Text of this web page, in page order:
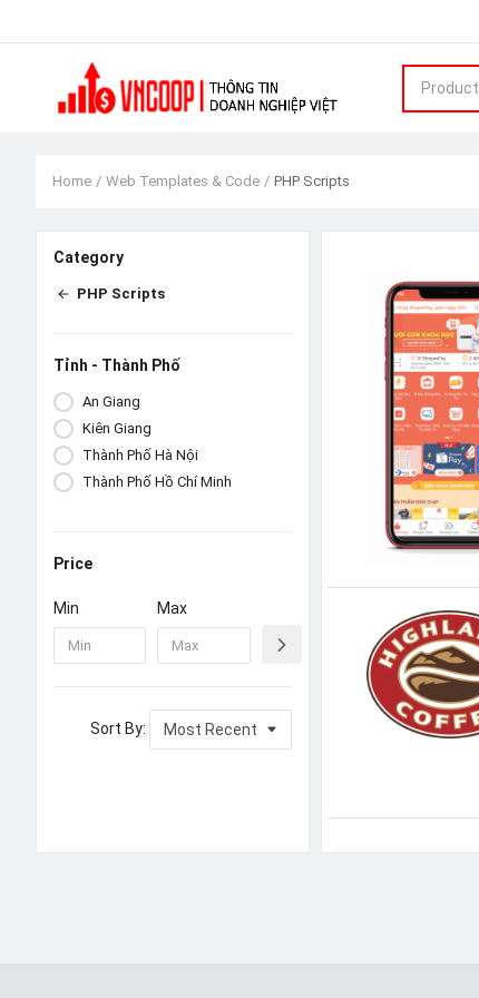
Product
Home Web Templates & Code PHP Scripts
Category
PHP Scripts
Tỉnh - Thành Phố
An Giang
Kiên Giang
Thành Phố Hà Nội
Thành Phố Hồ Chí Minh
Price
Min Max
Sort By: